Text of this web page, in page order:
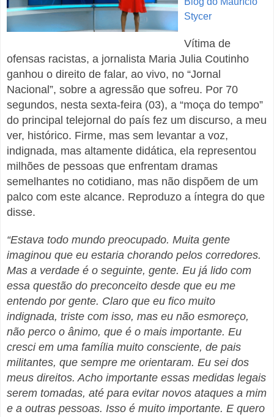
Stycer
Vítima de
ofensas racistas, a jornalista Maria Julia Coutinho
ganhou o direito de falar, ao vivo, no “Jornal
Nacional”, sobre a agressão que sofreu. Por 70
segundos, nesta sexta-feira (03), a “moça do tempo”
do principal telejornal do país fez um discurso, a meu
ver, histórico. Firme, mas sem levantar a voz,
indignada, mas altamente didática, ela representou
milhões de pessoas que enfrentam dramas
semelhantes no cotidiano, mas não dispõem de um
palco com este alcance. Reproduzo a íntegra do que
disse.
“Estava todo mundo preocupado. Muita gente
imaginou que eu estaria chorando pelos corredores.
Mas a verdade é o seguinte, gente. Eu já lido com
essa questão do preconceito desde que eu me
entendo por gente. Claro que eu fico muito
indignada, triste com isso, mas eu não esmoreço,
não perco o ânimo, que é o mais importante. Eu
cresci em uma família muito consciente, de pais
militantes, que sempre me orientaram. Eu sei dos
meus direitos. Acho importante essas medidas legais
serem tomadas, até para evitar novos ataques a mim
e a outras pessoas. Isso é muito importante. E quero